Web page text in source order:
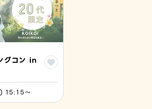
グコン in
15:15〜